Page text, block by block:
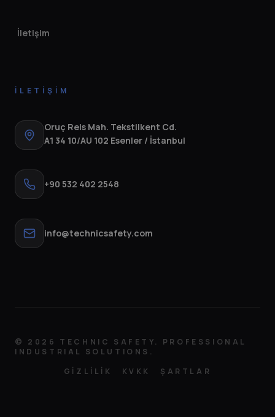
İletişim
İLETIŞIM
Oruç Reis Mah. Tekstilkent Cd.
A1 34 10/AU 102 Esenler / İstanbul
+90 532 402 2548
info@technicsafety.com
© 2026
TECHNIC SAFETY. PROFESSIONAL
INDUSTRIAL SOLUTIONS.
GİZLİLİK
KVKK ŞARTLAR